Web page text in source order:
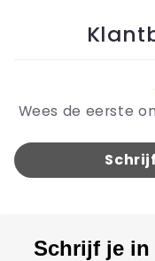
Wees de eerste
Schrijf je in